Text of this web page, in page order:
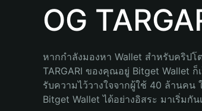
Bahasa Indonesia
OG
หากกำลังมองหา Wallet สำหรับคริปโ
TARGARI ของคุณอยู่ Bitget Wallet
รับความไว้วางใจจากผู้ใช้ 40 ล้านค
Bitget Wallet ได้อย่างอิสระ มาเริ่มกัน